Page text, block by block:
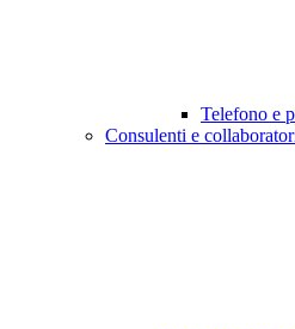
Telefono e
Consulenti e